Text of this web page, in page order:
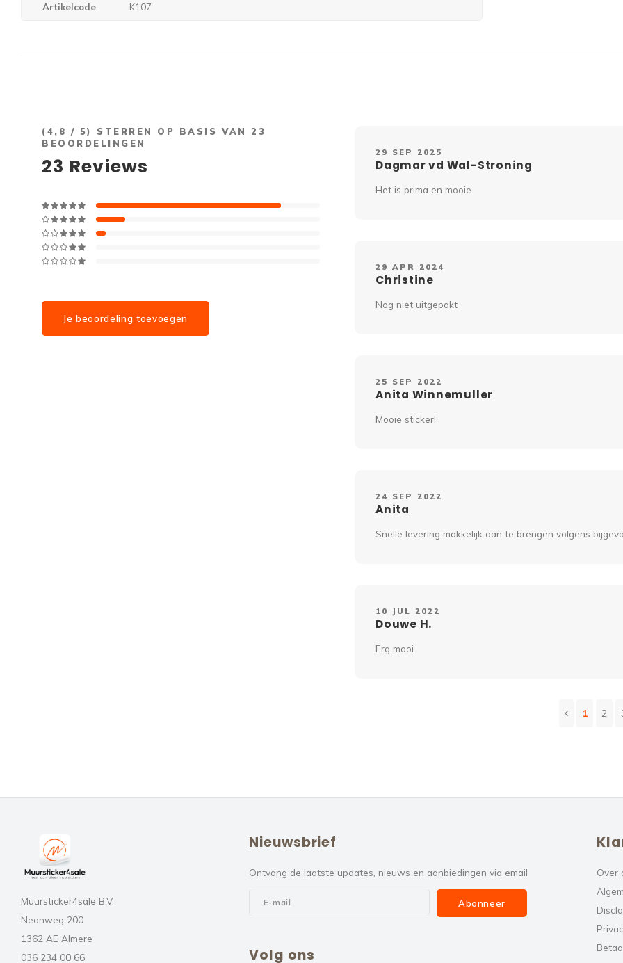
Artikelcode K107
(4,8 / 5) STERREN OP BASIS VAN 23
BEOORDELINGEN
23 Reviews
Je beoordeling toevoegen
29 SEP 2025
Dagmar vd Wal-Stroning
Het is prima en mooie
29 APR 2024
Christine
Nog niet uitgepakt
25 SEP 2022
Anita Winnemuller
Mooie sticker!
24 SEP 2022
Anita
Snelle levering makkelijk aan te brengen volgens
10 JUL 2022
Douwe H.
Erg mooi
1 2
Muursticker4sale B.V.
Neonweg 200
1362 AE Almere
036 234 00 66
Nieuwsbrief
Ontvang de laatste updates, nieuws en aanbiedingen via email
Abonneer
Volg ons
Over